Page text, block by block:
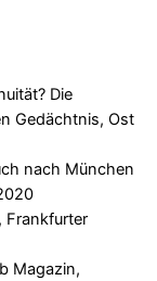
Die
Gedächtnis, Ost
nach München
Frankfurter
Magazin,